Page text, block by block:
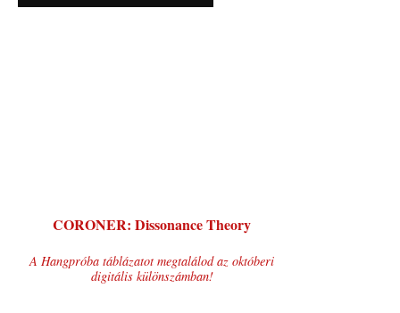
CORONER: Dissonance Theory
A Hangpróba táblázatot megtalálod az októberi
digitális különszámban!